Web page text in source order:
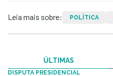
Leia mais sobre: POLÍTICA
ÚLTIMAS
DISPUTA PRESIDENCIAL